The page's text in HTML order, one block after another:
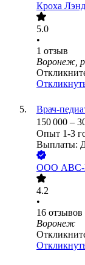
Кроха
5.0
•
1 отзыв
Воронеж,
Врач-
150 000 –
Опыт 1-3
Выплаты:
ООО
4.2
•
16 отзывов
Воронеж